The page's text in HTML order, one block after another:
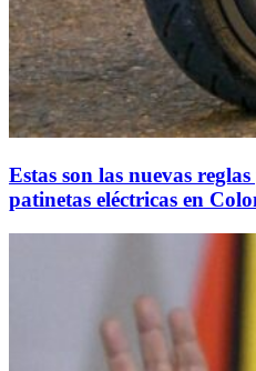
Estas son las nuevas
patinetas eléctricas en